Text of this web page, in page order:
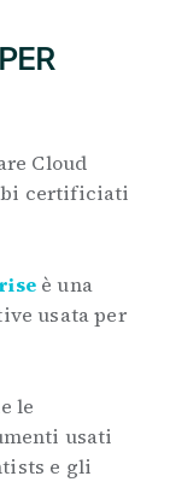
Cloud
certificiati
è una
usata per
le
usati
e gli